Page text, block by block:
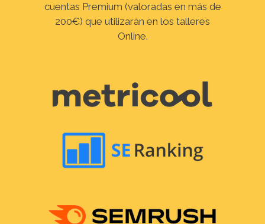
cuentas Premium (valoradas en más de
200€) que utilizarán en los talleres
Online.